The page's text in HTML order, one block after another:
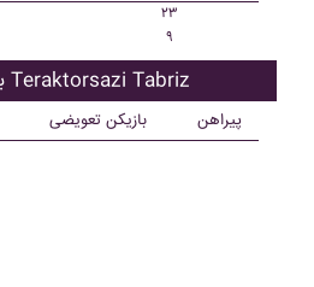
۲۳
۹
بازیکنان اصلی Teraktorsazi Tabriz
بازیکن تعویضی پیراهن